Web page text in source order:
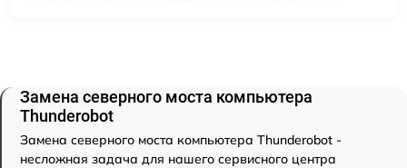
Замена северного моста компьютера
Thunderobot
Замена северного моста компьютера Thunderobot -
несложная задача для нашего сервисного центра